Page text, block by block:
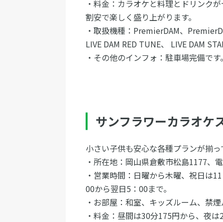
・料金：カラオケと料理とドリンク
割安で楽しく盛り上がります。
・取扱機種：PremierDAM、
LIVE DAM RED TUNE、 LIVE
・その他のインフォ：駐車場完備
サンフラワーカラオケ
小さい子供も安心な各種プラン
・所在地：岡山県倉敷市松島
・営業時間：日曜から木曜、祝日は
00から翌日5：00まで。
・お部屋：和室、キッズルーム、
・料金：昼間は30分175円から、夜